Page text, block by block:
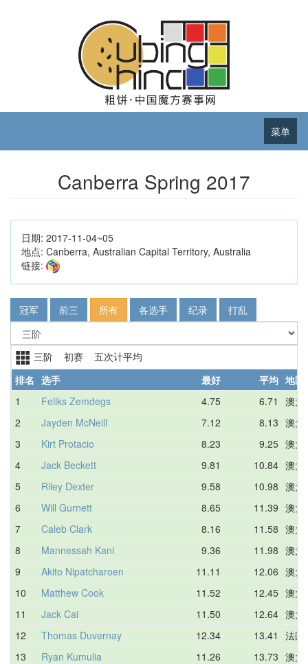
菜单
Canberra Spring 2017
日期: 2017-11-04~05
地点: Canberra, Australian Capital Territory, Australia
链接:
冠军 前三 所有 各选手 纪录 打乱
三阶 初赛 五次计平均
排名 选手 最好 平均 地区
1
Feliks Zemdegs 4.75 6.71
澳大
2
Jayden McNeill 7.12 8.13 澳大
3
Kirt Protacio 8.23 9.25 澳大
4
Jack Beckett 9.81 10.84 澳大
5
Riley Dexter 9.58 10.98 澳大
6
Will Gurnett 8.65 11.39 澳大
7
Caleb Clark 8.16 11.58 澳大
8
Mannessah Kani 9.36 11.98 澳大
9
Akito Nipatcharoen 11.11 12.06 澳大
10
Matthew Cook 11.52 12.45 澳大
11
Jack Cai 11.50 12.64 澳大
12
Thomas Duvernay 12.34 13.41
法国
13
Ryan Kumulia 11.26 13.73 澳大